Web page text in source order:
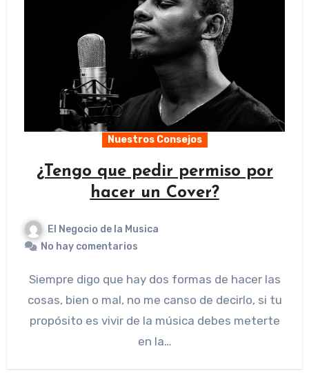
Nuestros Consejos
¿Tengo que pedir permiso por
hacer un Cover?
El Negocio de la Musica
No hay comentarios
Siempre digo que hay dos formas de hacer las
cosas, bien o mal, no me canso de decirlo, si tu
propósito es vivir de la música debes meterte
en la…